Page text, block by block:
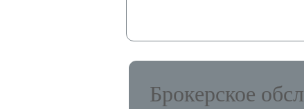
Брокерское